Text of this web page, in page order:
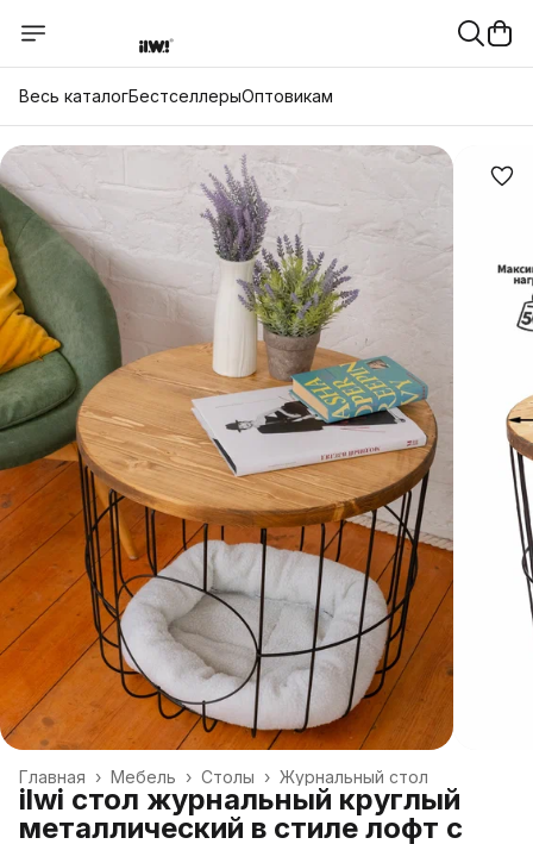
Весь каталогБестселлерыОптовикам
Журнальный стол
Столы ›
Мебель ›
Главная ›
ilwi стол журнальный круглый
металлический в стиле лофт с